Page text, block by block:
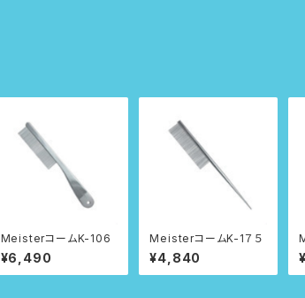
MeisterコームK-106
¥6,490
MeisterコームK-1７５
¥4,840
ム